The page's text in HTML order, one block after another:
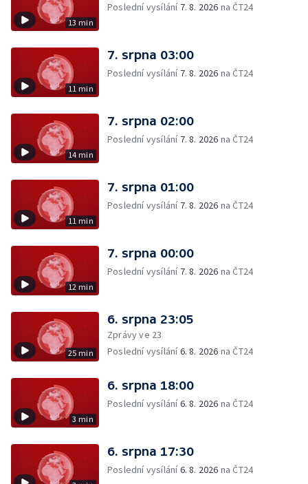
13 min
Poslední vysílání 7. 8. 2026 na ČT24
11 min
7. srpna 03:00
Poslední vysílání 7. 8. 2026 na ČT24
14 min
7. srpna 02:00
Poslední vysílání 7. 8. 2026 na ČT24
11 min
7. srpna 01:00
Poslední vysílání 7. 8. 2026 na ČT24
12 min
7. srpna 00:00
Poslední vysílání 7. 8. 2026 na ČT24
25 min
6. srpna 23:05
Zprávy ve 23
Poslední vysílání6. 8. 2026 na ČT24
3 min
6. srpna 18:00
Poslední vysílání6. 8. 2026 na ČT24
6. srpna 17:30
Poslední vysílání6. 8. 2026 na ČT24